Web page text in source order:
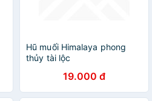
Hũ muối Himalaya phong
thủy tài lộc
19.000 đ